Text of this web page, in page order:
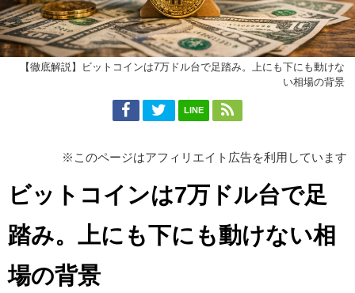
【徹底解説】ビットコインは7万ドル台で足踏み。上にも下にも動けな
い相場の背景
LINE
※このページはアフィリエイト広告を利用しています
ビットコインは7万ドル台で足
踏み。上にも下にも動けない相
場の背景